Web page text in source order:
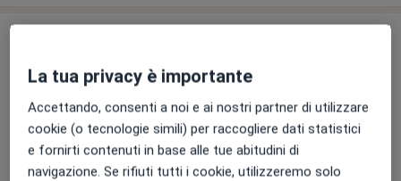
Indirizzo 1 Indirizzo 2 Indirizzo 3
CDE - Centro Diagnostico Europa
Viale Europa, 14/16, Aprilia04011
La tua privacy è importante
Accettando, consenti a noi e ai nostri partner di utilizzare
cookie (o tecnologie simili) per raccogliere dati statistici
e fornirti contenuti in base alle tue abitudini di
navigazione. Se rifiuti tutti i cookie, utilizzeremo solo